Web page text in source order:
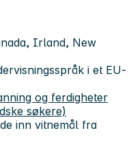
Irland, New
i et EU-
og ferdigheter
søkere)
inn vitnemål fra